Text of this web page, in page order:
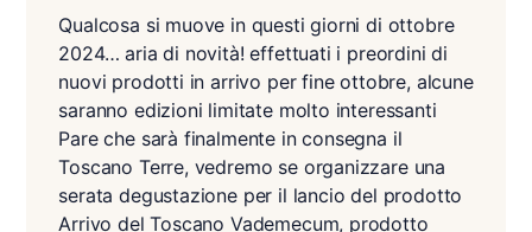
Qualcosa si muove in questi giorni di ottobre
2024… aria di novità! effettuati i preordini di
nuovi prodotti in arrivo per fine ottobre, alcune
saranno edizioni limitate molto interessanti
Pare che sarà finalmente in consegna il
Toscano Terre, vedremo se organizzare una
serata degustazione per il lancio del prodotto
Arrivo del Toscano Vademecum, prodotto